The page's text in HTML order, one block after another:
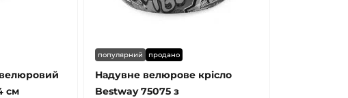
см
популярний продано
Надувне велюрове крісло
Bestway 75075 з